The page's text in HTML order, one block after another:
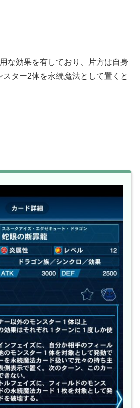
な効果を有しており、片方は自身
ター2体を永続魔法として置くと